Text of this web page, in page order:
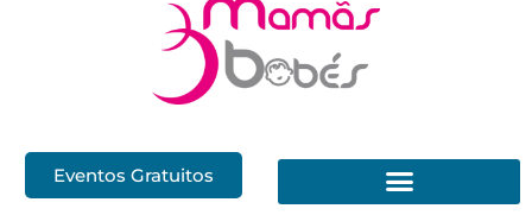
Eventos Gratuitos